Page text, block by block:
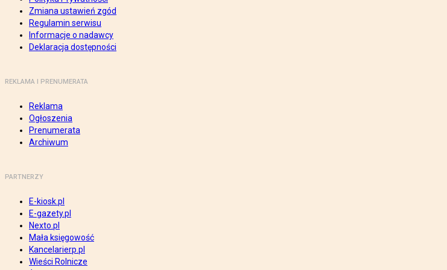
Zmiana ustawień zgód
Regulamin serwisu
Informacje o nadawcy
Deklaracja dostępności
REKLAMA I PRENUMERATA
Reklama
Ogłoszenia
Prenumerata
Archiwum
PARTNERZY
E-kiosk.pl
E-gazety.pl
Nexto.pl
Mała księgowość
Kancelarierp.pl
Wieści Rolnicze